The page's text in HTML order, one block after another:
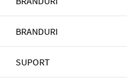
BRANDURI
SUPORT